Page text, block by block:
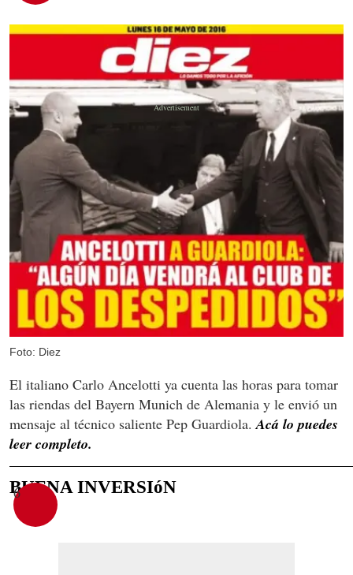
Foto: Diez
El italiano Carlo Ancelotti ya cuenta las horas para tomar
las riendas del Bayern Munich de Alemania y le envió un
mensaje al técnico saliente Pep Guardiola. Acá lo puedes
leer completo.
6
BUENA INVERSIóN